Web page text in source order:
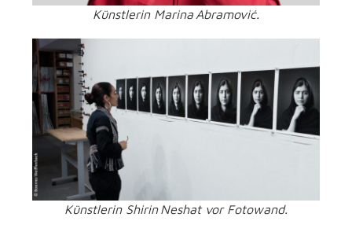
Künstlerin Marina Abramović.
Künstlerin Shirin Neshat vor Fotowand.